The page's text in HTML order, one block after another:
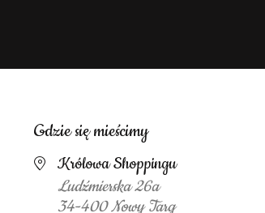
Gdzie się mieścimy
Królowa Shoppingu
Ludźmierska 26a
34-400 Nowy Targ